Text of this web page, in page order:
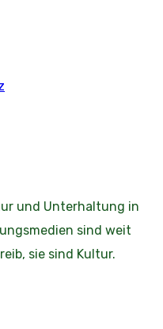
und Unterhaltung in
sind weit
sie sind Kultur.